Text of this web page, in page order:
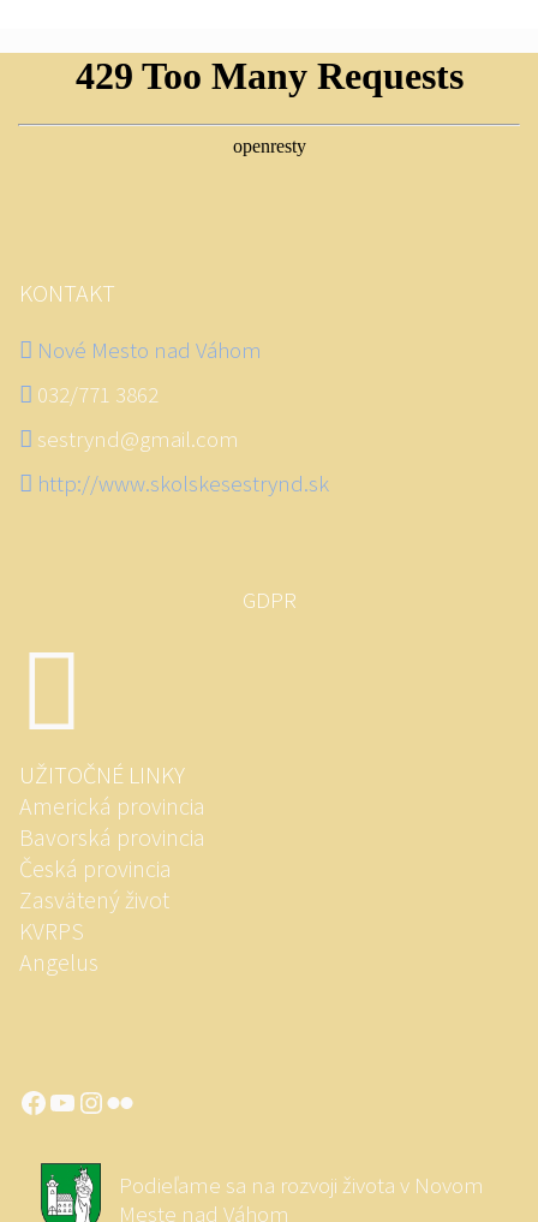
KONTAKT
Nové Mesto nad Váhom
032/771 3862
sestrynd@gmail.com
http://www.skolskesestrynd.sk
GDPR
UŽITOČNÉ LINKY
Americká provincia
Bavorská provincia
Česká provincia
Zasvätený život
KVRPS
Angelus
Facebook
YouTube
Instagram
Flickr
Podieľame sa na rozvoji života v Novom
Meste nad Váhom